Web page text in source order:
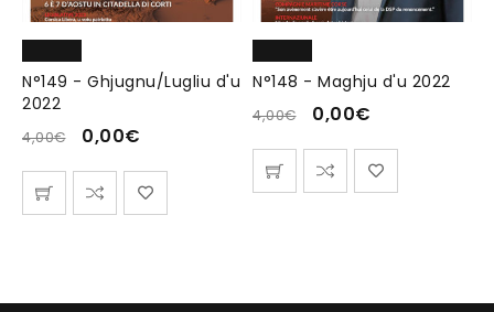
N°149 - Ghjugnu/Lugliu d'u
2022
4,00€ 0,00€
N°148 - Maghju d'u 2022
4,00€ 0,00€